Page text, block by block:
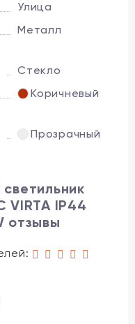
Улица
Металл
Стекло
Коричневый
Прозрачный
IP44
отзывы